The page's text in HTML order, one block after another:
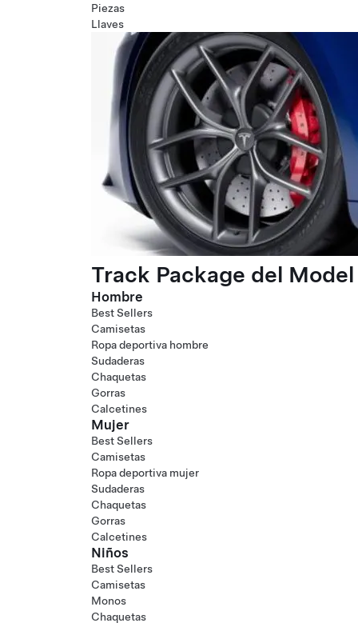
Piezas
Llaves
Track Package del
Hombre
Best Sellers
Camisetas
Ropa deportiva hombre
Sudaderas
Chaquetas
Gorras
Calcetines
Mujer
Best Sellers
Camisetas
Ropa deportiva mujer
Sudaderas
Chaquetas
Gorras
Calcetines
Niños
Best Sellers
Camisetas
Monos
Chaquetas